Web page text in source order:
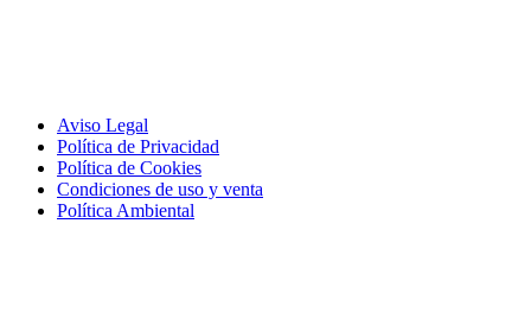
Aviso Legal
Política de Privacidad
Política de Cookies
Condiciones de uso y venta
Política Ambiental